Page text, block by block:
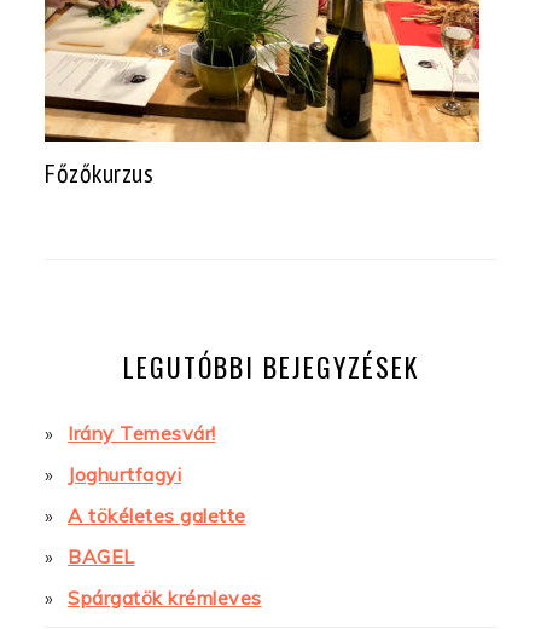
Főzőkurzus
LEGUTÓBBI BEJEGYZÉSEK
Irány Temesvár!
Joghurtfagyi
A tökéletes galette
BAGEL
Spárgatök krémleves